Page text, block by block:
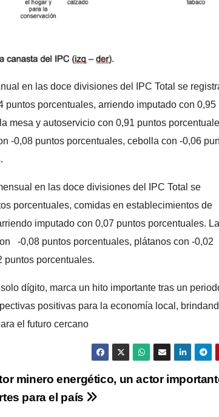
en las doce divisiones del IPC Total se
porcentuales, arriendo imputado con 0,95
mesa y autoservicio con 0,91 puntos
-0,08 puntos porcentuales, cebolla con -0,06
en las doce divisiones del IPC Total se
porcentuales, comidas en establecimientos de
imputado con 0,07 puntos porcentuales.
-0,08 puntos porcentuales, plátanos con -0,02
puntos porcentuales.
dígito, marca un hito importante tras un
positivas para la economía local,
el futuro cercano
minero energético, un actor
para el país